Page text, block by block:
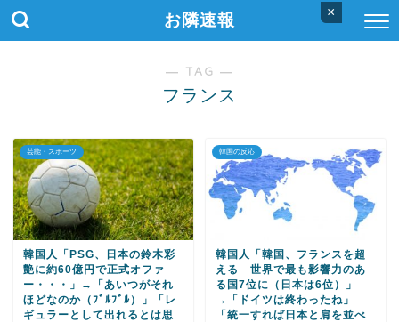
×
お隣速報
― TAG ―
フランス
芸能・スポーツ
韓国人「PSG、日本の鈴木彩
艶に約60億円で正式オファ
ー・・・」→「あいつがそれ
ほどなのか（ﾌﾞﾙﾌﾞﾙ）」「レ
ギュラーとして出れるとは思
韓国の反応
韓国人「韓国、フランスを超
える 世界で最も影響力のあ
る国7位に（日本は6位）」
→「ドイツは終わったね」
「統一すれば日本と肩を並べ